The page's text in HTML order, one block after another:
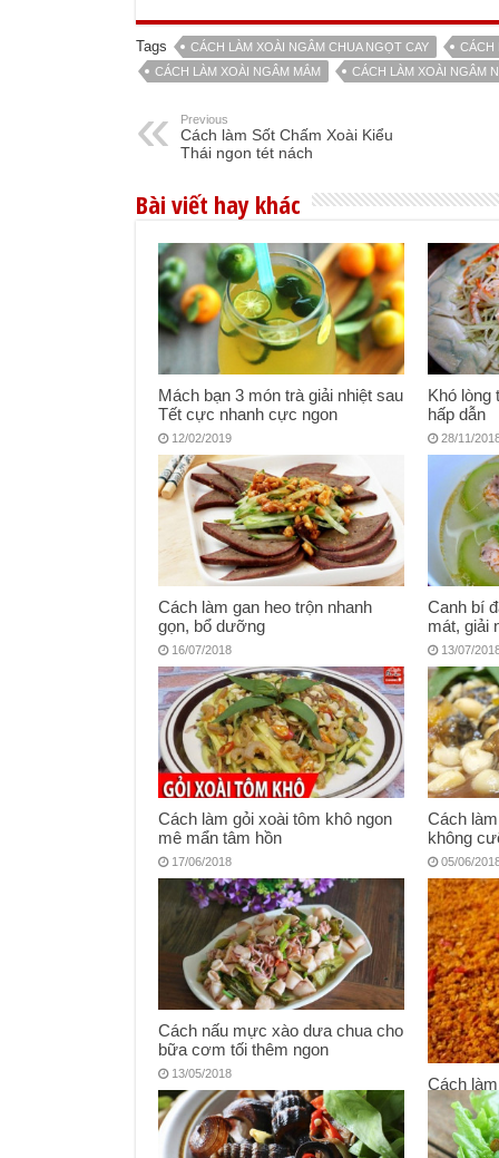
Tags CÁCH LÀM XOÀI NGÂM CHUA NGỌT CAY
CÁCH
CÁCH LÀM XOÀI NGÂM MẮM
CÁCH LÀM XOÀI NGÂM
Previous
Cách làm Sốt Chấm Xoài Kiểu
Thái ngon tét nách
Bài viết hay khác
Mách bạn 3 món trà giải nhiệt sau
Tết cực nhanh cực ngon
12/02/2019
Khó lòng
hấp dẫn
28/11/
Cách làm gan heo trộn nhanh
gọn, bổ dưỡng
16/07/2018
Canh bí
mát, giải
13/07/
Cách làm gỏi xoài tôm khô ngon
mê mẩn tâm hồn
17/06/2018
Cách
không
05/06/
Cách nấu mực xào dưa chua cho
bữa cơm tối thêm ngon
13/05/2018
Cách
nhà
27/04/